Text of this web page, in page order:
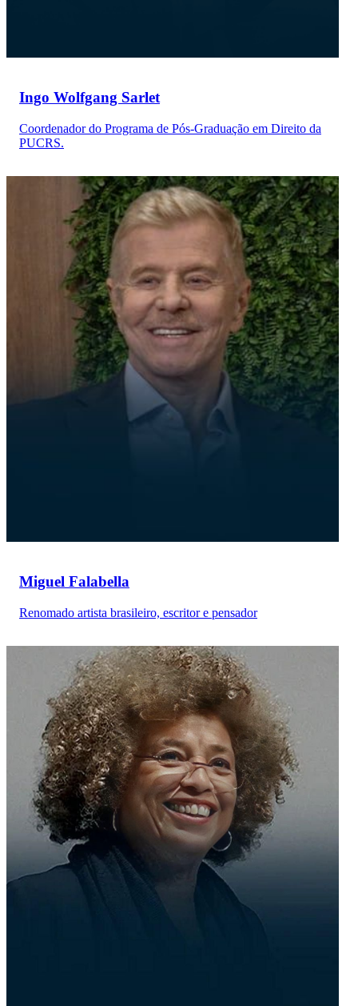
Ingo Wolfgang Sarlet
Coordenador do Programa de Pós-Graduação em Direito da
PUCRS.
Miguel Falabella
Renomado artista brasileiro, escritor e pensador